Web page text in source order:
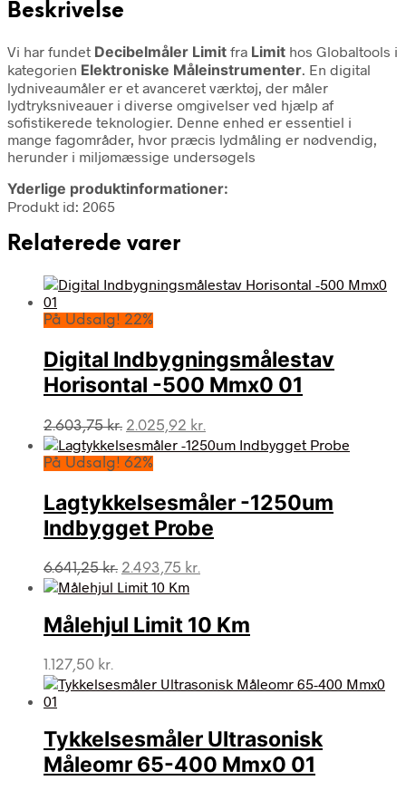
Beskrivelse
Vi har fundet Decibelmåler Limit fra Limit hos Globaltools i
kategorien Elektroniske Måleinstrumenter. En digital
lydniveaumåler er et avanceret værktøj, der måler
lydtryksniveauer i diverse omgivelser ved hjælp af
sofistikerede teknologier. Denne enhed er essentiel i
mange fagområder, hvor præcis lydmåling er nødvendig,
herunder i miljømæssige undersøgels
Yderlige produktinformationer:
Produkt id: 2065
Relaterede varer
På Udsalg! 22%
Digital Indbygningsmålestav
Horisontal -500 Mmx0 01
2.603,75kr. Den
oprindelige
pris
2.603,75 kr..
2.025,92 kr.
aktuelle
2.025,92 kr..
På Udsalg! 62%
Lagtykkelsesmåler -1250um
Indbygget Probe
6.641,25kr. Den
oprindelige
var:
6.641,25 kr..
2.493,75 kr.
er:
2.493,75 kr..
Målehjul Limit 10 Km
1.127,50 kr.
Tykkelsesmåler Ultrasonisk
Måleomr 65-400 Mmx0 01